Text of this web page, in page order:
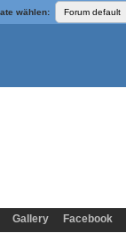
wählen:
Gallery Facebook